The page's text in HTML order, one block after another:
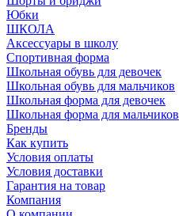
Юбки
ШКОЛА
Аксессуары в школу
Спортивная форма
Школьная обувь для девочек
Школьная обувь для мальчиков
Школьная форма для девочек
Школьная форма для мальчиков
Бренды
Как купить
Условия оплаты
Условия доставки
Гарантия на товар
Компания